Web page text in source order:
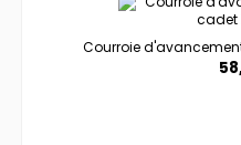
Courroie